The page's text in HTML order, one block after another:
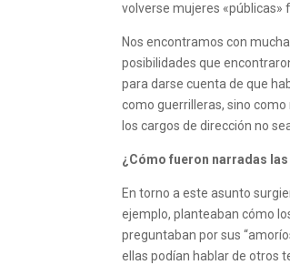
volverse mujeres
Nos encontramos con
posibilidades que
para darse cuenta de que
como guerrilleras, sino
los cargos de dirección no
¿Cómo fueron narradas
En torno a este asunto
ejemplo, planteaban cómo
preguntaban por sus
ellas podían hablar de otros